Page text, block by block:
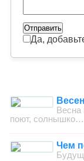
Да,
Весна
поют, солнышко…
Чем